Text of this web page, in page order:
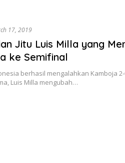
17, 2019
Jitu Luis Milla yang
ke Semifinal
berhasil mengalahkan Kamboja
Luis Milla mengubah…